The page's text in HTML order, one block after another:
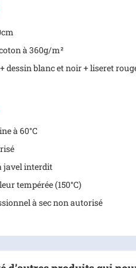
coton à 360g/m²
dessin blanc et noir + liseret
à 60°C
javel interdit
tempérée (150°C)
à sec non autorisé